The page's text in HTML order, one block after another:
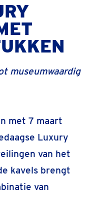
museumwaardig
met 7 maart
Luxury
van het
kavels brengt
van